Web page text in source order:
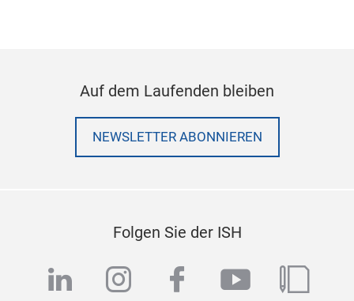
Auf dem Laufenden bleiben
NEWSLETTER ABONNIEREN
Folgen Sie der ISH
linkedininstagram
facebook
youtube
blog